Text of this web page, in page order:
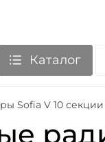
Каталог
Sofia V 10 секции